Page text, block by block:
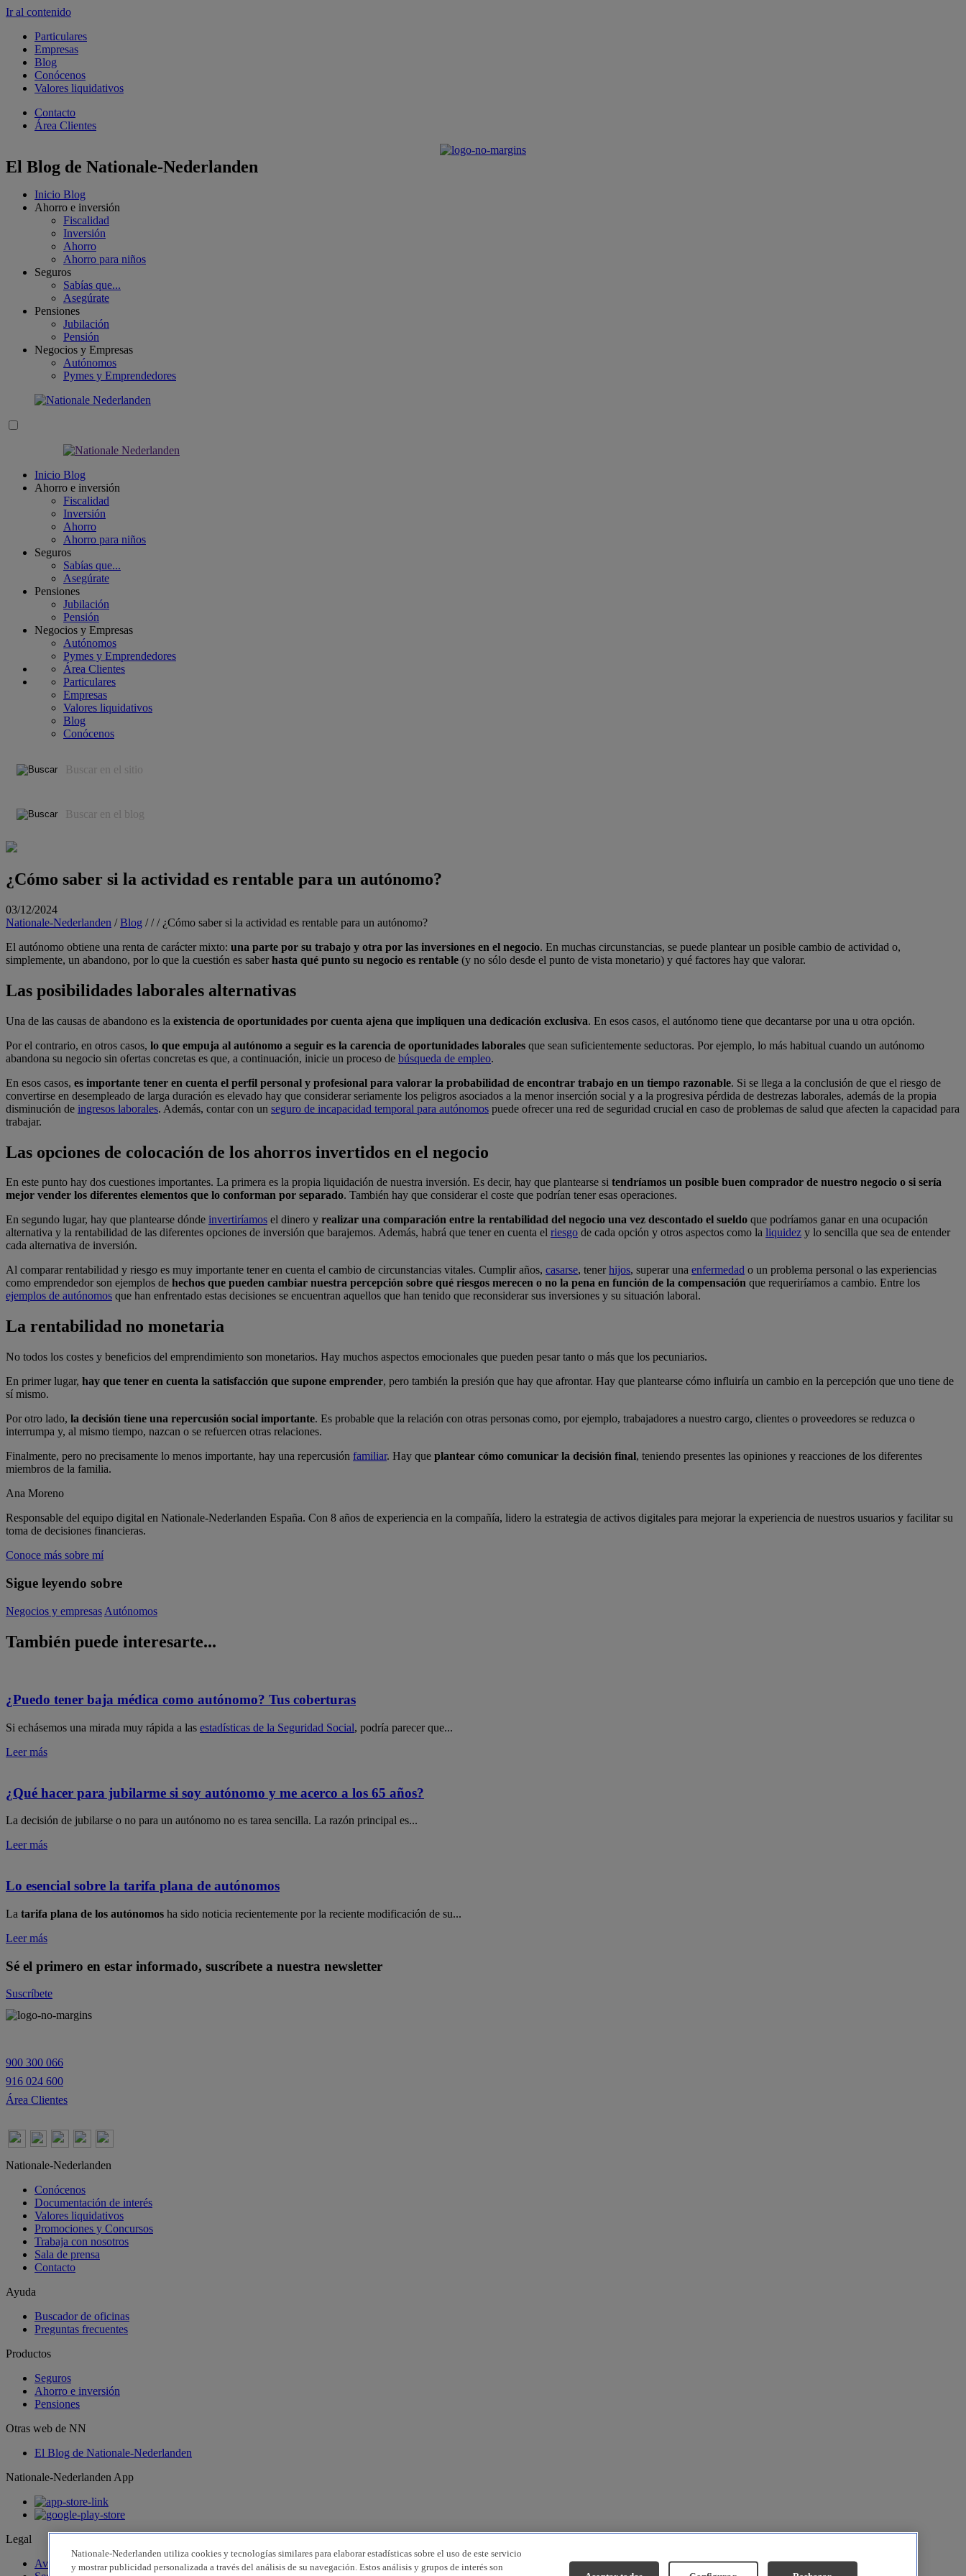
Ir al contenido
Particulares
Empresas
Blog
Conócenos
Valores liquidativos
Contacto
Área Clientes
El Blog de Nationale-Nederlanden
Inicio Blog
Ahorro e inversión
Fiscalidad
Inversión
Ahorro
Ahorro para niños
Seguros
Sabías que...
Asegúrate
Pensiones
Jubilación
Pensión
Negocios y Empresas
Autónomos
Pymes y Emprendedores
Inicio Blog
Ahorro e inversión
Fiscalidad
Inversión
Ahorro
Ahorro para niños
Seguros
Sabías que...
Asegúrate
Pensiones
Jubilación
Pensión
Negocios y Empresas
Autónomos
Pymes y Emprendedores
Área Clientes
Particulares
Empresas
Valores liquidativos
Blog
Conócenos
¿Cómo saber si la actividad es rentable para un autónomo?
03/12/2024
Nationale-Nederlanden / Blog / / / ¿Cómo saber si la actividad es rentable para un autónomo?
​El autónomo obtiene una renta de carácter mixto: una parte por su trabajo y otra por las inversiones en el negocio. En muchas circunstancias, se puede plantear un posible cambio de actividad o,
simplemente, un abandono, por lo que la cuestión es saberhasta qué punto su negocio es rentable (y no sólo desde el punto de vista monetario) y qué factores hay que valorar.
Las posibilidades laborales alternativas
Una de las causas de abandono es la existencia de oportunidades por cuenta ajena que impliquen una dedicación exclusiva. En esos casos, el autónomo tiene que decantarse por una u otra opción.
Por el contrario, en otros casos, lo que empuja al autónomo a seguir es la carencia de oportunidades laborales que sean suficientemente seductoras. Por ejemplo, lo más habitual cuando un autónomo
abandona su negocio sin ofertas concretas es que, a continuación, inicie un proceso de búsqueda de empleo.
En esos casos, es importante tener en cuenta el perfil personal y profesional para valorar la probabilidad de encontrar trabajo en un tiempo razonable. Si se llega a la conclusión de que el riesgo de
convertirse en desempleado de larga duración es elevado hay que considerar seriamente los peligros asociados a la menor inserción social y a la progresiva pérdida de destrezas laborales, además de la propia
disminución de ingresos laborales. Además, contar con un seguro de incapacidad temporal para autónomos puede ofrecer una red de seguridad crucial en caso de problemas de salud que afecten la capacidad para
trabajar.
Las opciones de colocación de los ahorros invertidos en el negocio
En este punto hay dos cuestiones importantes. La primera es la propia liquidación de nuestra inversión. Es decir, hay que plantearse si tendríamos un posible buen comprador de nuestro negocio o si sería
mejor vender los diferentes elementos que lo conforman por separado. También hay que considerar el coste que podrían tener esas operaciones.
En segundo lugar, hay que plantearse dónde invertiríamos el dinero y realizar una comparación entre la rentabilidad del negocio una vez descontado el sueldo que podríamos ganar en una ocupación
alternativa y la rentabilidad de las diferentes opciones de inversión que barajemos. Además, habrá que tener en cuenta el riesgo de cada opción y otros aspectos como la liquidez y lo sencilla que sea de entender
cada alternativa de inversión.
Al comparar rentabilidad y riesgo es muy importante tener en cuenta el cambio de circunstancias vitales. Cumplir años, casarse, tenerhijos, superar una enfermedad o un problema personal o las experiencias
como emprendedor son ejemplos de hechos que pueden cambiar nuestra percepción sobre qué riesgos merecen o no la pena en función de la compensación que requeriríamos a cambio. Entre los
ejemplos de autónomos que han enfrentado estas decisiones se encuentran aquellos que han tenido que reconsiderar sus inversiones y su situación laboral.
La rentabilidad no monetaria
No todos los costes y beneficios del emprendimiento son monetarios. Hay muchos aspectos emocionales que pueden pesar tanto o más que los pecuniarios.
En primer lugar, hay que tener en cuenta la satisfacción que supone emprender, pero también la presión que hay que afrontar. Hay que plantearse cómo influiría un cambio en la percepción que uno tiene de
sí mismo.
Por otro lado, la decisión tiene una repercusión social importante. Es probable que la relación con otras personas como, por ejemplo, trabajadores a nuestro cargo, clientes o proveedores se reduzca o
interrumpa y, al mismo tiempo, nazcan o se refuercen otras relaciones.
Finalmente, pero no precisamente lo menos importante, hay una repercusión familiar. Hay que plantear cómo comunicar la decisión final, teniendo presentes las opiniones y reacciones de los diferentes
miembros de la familia.
Ana Moreno
Responsable del equipo digital en Nationale-Nederlanden España. Con 8 años de experiencia en la compañía, lidero la estrategia de activos digitales para mejorar la experiencia de nuestros usuarios y facilitar su
toma de decisiones financieras.
Conoce más sobre mí
Sigue leyendo sobre
Negocios y empresas Autónomos
También puede interesarte...
¿Puedo tener baja médica como autónomo? Tus coberturas
​​Si echásemos una mirada muy rápida a las estadísticas de la Seguridad Social, podría parecer que...
Leer más
¿Qué hacer para jubilarme si soy autónomo y me acerco a los 65 años?
La decisión de jubilarse o no para un autónomo no es tarea sencilla. La razón principal es...
Leer más
Lo esencial sobre la tarifa plana de autónomos
​La tarifa plana de los autónomos ha sido noticia recientemente por la reciente modificación de su...
Leer más
Sé el primero en estar informado, suscríbete a nuestra newsletter
Suscríbete
900 300 066
916 024 600
Área Clientes
Nationale-Nederlanden
Conócenos
Documentación de interés
Valores liquidativos
Promociones y Concursos
Trabaja con nosotros
Sala de prensa
Contacto
Ayuda
Buscador de oficinas
Preguntas frecuentes
Productos
Seguros
Ahorro e inversión
Pensiones
Otras web de NN
El Blog de Nationale-Nederlanden
Nationale-Nederlanden App
Legal
Aviso legal
Nationale-Nederlanden utiliza cookies y tecnologías similares para elaborar estadísticas sobre el uso de este servicio
y mostrar publicidad personalizada a través del análisis de su navegación. Estos análisis y grupos de interés son